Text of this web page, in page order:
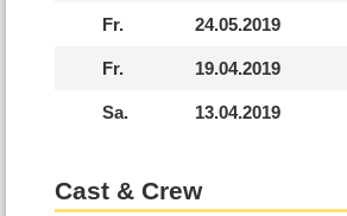
Fr. 24.05.2019
Fr. 19.04.2019
Sa. 13.04.2019
Cast & Crew